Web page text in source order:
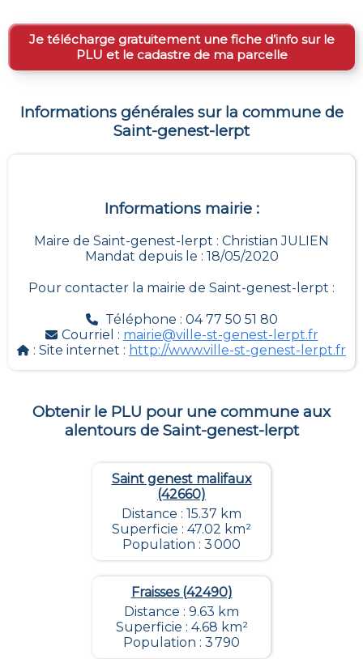
Je télécharge gratuitement une fiche d’info sur le
PLU et le cadastre de ma parcelle
Informations générales sur la commune de
Saint-genest-lerpt
Informations mairie :
Maire de Saint-genest-lerpt : Christian JULIEN
Mandat depuis le : 18/05/2020
Pour contacter la mairie de Saint-genest-lerpt :
Téléphone : 04 77 50 51 80
Courriel : mairie@ville-st-genest-lerpt.fr
: Site internet : http://www.ville-st-genest-lerpt.fr
Obtenir le PLU pour une commune aux
alentours de Saint-genest-lerpt
Saint genest malifaux
(42660)
Distance : 15.37 km
Superficie : 47.02 km²
Population : 3 000
Fraisses (42490)
Distance : 9.63 km
Superficie : 4.68 km²
Population : 3 790